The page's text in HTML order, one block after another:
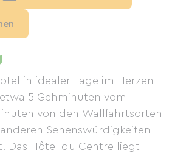
in idealer Lage im Herzen
5 Gehminuten vom
von den Wallfahrtsorten
Sehenswürdigkeiten
Das Hôtel du Centre liegt